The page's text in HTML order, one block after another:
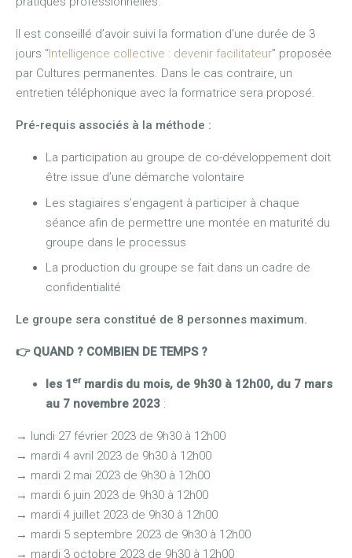
Il est conseillé d’avoir suivi la formation d’une durée de 3
jours “Intelligence collective : devenir facilitateur” proposée
par Cultures permanentes. Dans le cas contraire, un
entretien téléphonique avec la formatrice sera proposé.
Pré-requis associés à la méthode :
La participation au groupe de co-développement doit
être issue d’une démarche volontaire
Les stagiaires s’engagent à participer à chaque
séance afin de permettre une montée en maturité du
groupe dans le processus
La production du groupe se fait dans un cadre de
confidentialité
Le groupe sera constitué de 8 personnes maximum.
👉 QUAND ? COMBIEN DE TEMPS ?
les 1 ermardis du mois, de 9h30 à 12h00, du 7 mars
au 7 novembre 2023:
→ lundi 27 février 2023 de 9h30 à 12h00
→ mardi 4 avril 2023 de 9h30 à 12h00
→ mardi 2 mai 2023 de 9h30 à 12h00
→ mardi 6 juin 2023 de 9h30 à 12h00
→ mardi 4 juillet 2023 de 9h30 à 12h00
→ mardi 5 septembre 2023 de 9h30 à 12h00
→ mardi 3 octobre 2023 de 9h30 à 12h00